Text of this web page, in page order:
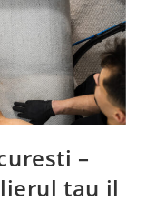
–
tau il